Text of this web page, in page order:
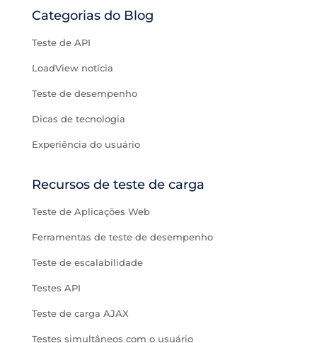
Categorias do Blog
Teste de API
LoadView notícia
Teste de desempenho
Dicas de tecnologia
Experiência do usuário
Recursos de teste de carga
Teste de Aplicações Web
Ferramentas de teste de desempenho
Teste de escalabilidade
Testes API
Teste de carga AJAX
Testes simultâneos com o usuário